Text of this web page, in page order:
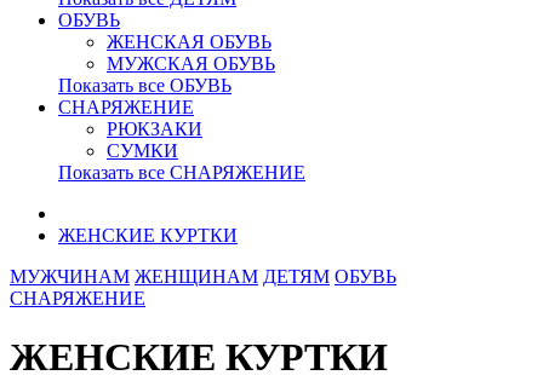
ОБУВЬ
ЖЕНСКАЯ ОБУВЬ
МУЖСКАЯ ОБУВЬ
Показать все ОБУВЬ
СНАРЯЖЕНИЕ
РЮКЗАКИ
СУМКИ
Показать все СНАРЯЖЕНИЕ
ЖЕНСКИЕ КУРТКИ
МУЖЧИНАМ ЖЕНЩИНАМ ДЕТЯМ ОБУВЬ
СНАРЯЖЕНИЕ
ЖЕНСКИЕ КУРТКИ